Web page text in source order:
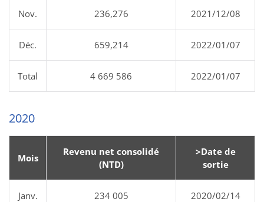
Nov. 236,276 2021/12/08
Déc. 659,214 2022/01/07
Total 4 669 586 2022/01/07
2020
Mois
Revenu net consolidé
(NTD)
>Date de
sortie
Janv. 234 005 2020/02/14